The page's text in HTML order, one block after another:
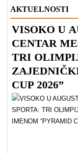
AKTUELNOSTI
VISOKO U
CENTAR
TRI
CUP 2026”